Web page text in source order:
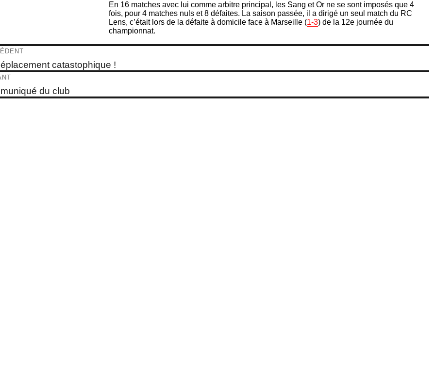
En 16 matches avec lui comme arbitre principal, les Sang et Or ne se sont imposés que 4
fois, pour 4 matches nuls et 8 défaites. La saison passée, il a dirigé un seul match du RC
Lens, c’était lors de la défaite à domicile face à Marseille (1-3) de la 12e journée du
championnat.
:
catastophique !
:
du club